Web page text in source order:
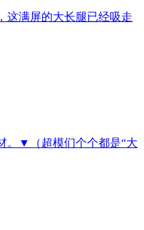
这满屏的大长腿已经吸走
。▼（超模们个个都是“大